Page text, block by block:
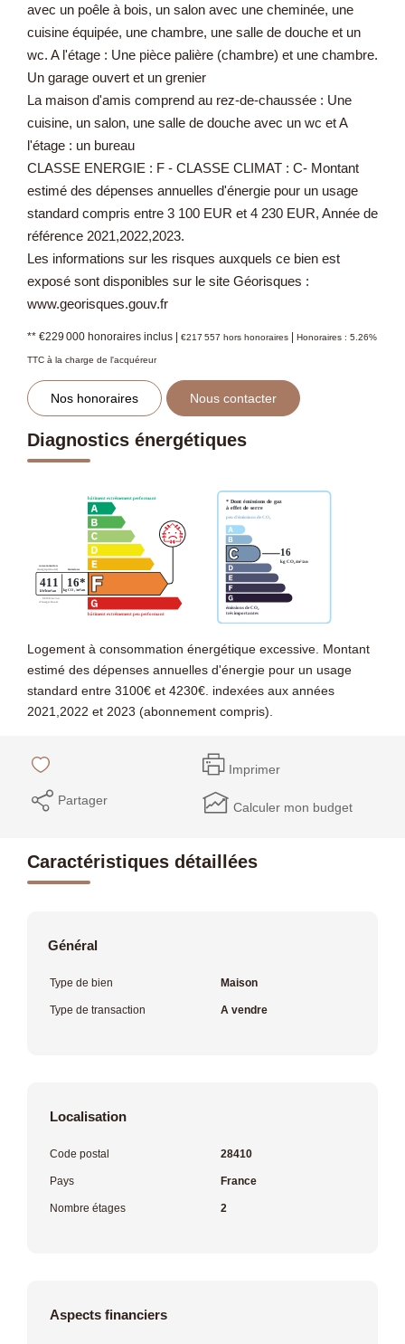
avec un poêle à bois, un salon avec une cheminée, une
cuisine équipée, une chambre, une salle de douche et un
wc. A l'étage : Une pièce palière (chambre) et une chambre.
Un garage ouvert et un grenier
La maison d'amis comprend au rez-de-chaussée : Une
cuisine, un salon, une salle de douche avec un wc et A
l'étage : un bureau
CLASSE ENERGIE : F - CLASSE CLIMAT : C- Montant
estimé des dépenses annuelles d'énergie pour un usage
standard compris entre 3 100 EUR et 4 230 EUR, Année de
référence 2021,2022,2023.
Les informations sur les risques auxquels ce bien est
exposé sont disponibles sur le site Géorisques :
www.georisques.gouv.fr
** €229 000 honoraires inclus | €217 557 hors honoraires | Honoraires : 5.26%
TTC à la charge de l'acquéreur
Nos honoraires Nous contacter
Diagnostics énergétiques
Logement à consommation énergétique excessive. Montant
estimé des dépenses annuelles d'énergie pour un usage
standard entre 3100€ et 4230€. indexées aux années
2021,2022 et 2023 (abonnement compris).
Imprimer
Partager Calculer mon budget
Caractéristiques détaillées
Général
Type de bien Maison
Type de transaction A vendre
Localisation
Code postal 28410
Pays France
Nombre étages 2
Aspects financiers